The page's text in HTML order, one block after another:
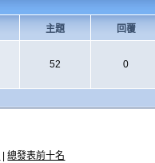
主題 回覆
52 0
|總發表前十名